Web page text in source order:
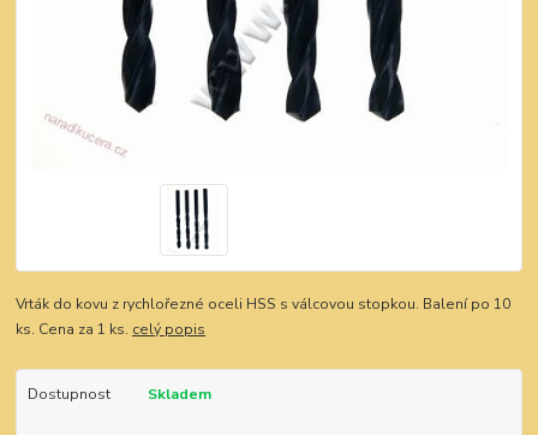
Vrták do kovu z rychlořezné oceli HSS s válcovou stopkou. Balení po 10
ks. Cena za 1 ks. celý popis
Dostupnost Skladem